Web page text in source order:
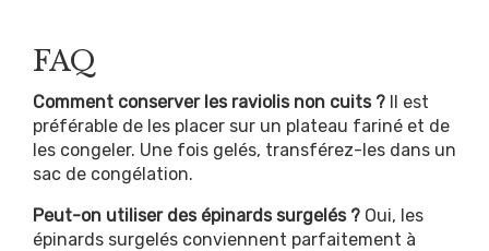
FAQ
Comment conserver les raviolis non cuits ? Il est
préférable de les placer sur un plateau fariné et de
les congeler. Une fois gelés, transférez-les dans un
sac de congélation.
Peut-on utiliser des épinards surgelés ? Oui, les
épinards surgelés conviennent parfaitement à